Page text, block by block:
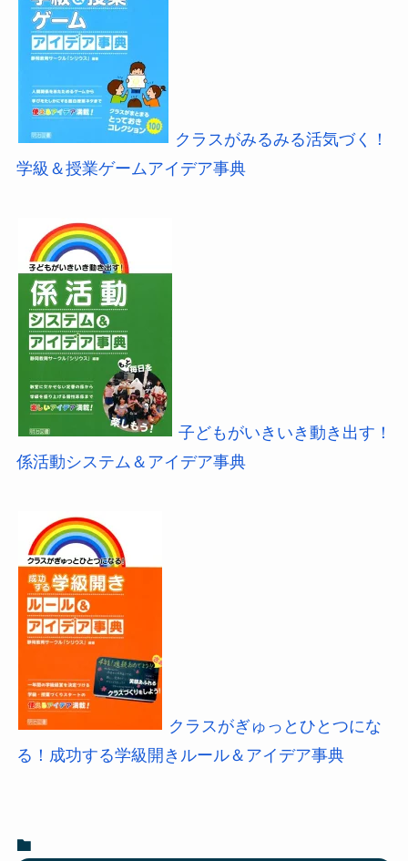
クラスがみるみる活気づく！
学級＆授業ゲームアイデア事典
子どもがいきいき動き出す！
係活動システム＆アイデア事典
クラスがぎゅっとひとつにな
る！成功する学級開きルール＆アイデア事典